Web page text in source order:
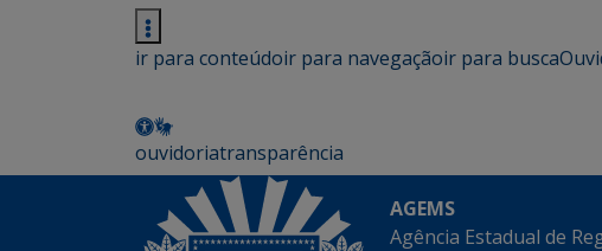
ir para conteúdoir para navegaçãoir para busca
ouvidoriatransparência
AGEMS
Agência Estadual de